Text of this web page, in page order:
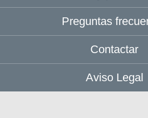
Preguntas
Contactar
Aviso Legal